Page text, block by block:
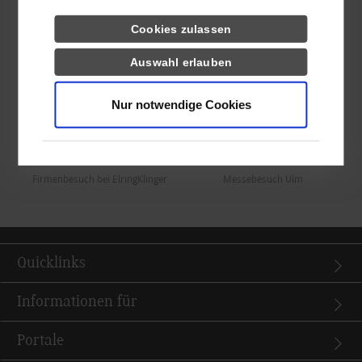
Cookies zulassen
Auswahl erlauben
Nur notwendige Cookies
Show larger version for:
Firmenbesuch bei ElringKlinger
Show larger version for:
Messebesuch Ulm
Quicklinks
Informationen für
Portale